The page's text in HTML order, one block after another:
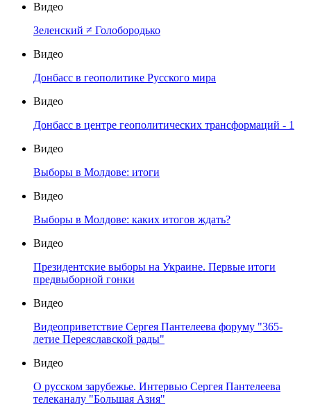
Видео
Зеленский ≠ Голобородько
Видео
Донбасс в геополитике Русского мира
Видео
Донбасс в центре геополитических трансформаций - 1
Видео
Выборы в Молдове: итоги
Видео
Выборы в Молдове: каких итогов ждать?
Видео
Президентские выборы на Украине. Первые итоги
предвыборной гонки
Видео
Видеоприветствие Сергея Пантелеева форуму "365-
летие Переяславской рады"
Видео
О русском зарубежье. Интервью Сергея Пантелеева
телеканалу "Большая Азия"